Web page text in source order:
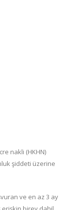
nakli (HKHN)
şiddeti üzerine
ve en az 3 ay